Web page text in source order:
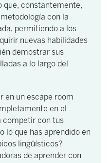
que, constantemente,
con la
permitiendo a los
nuevas habilidades
demostrar sus
a lo largo del
en un escape room
en el
competir con tus
lo que has aprendido en
lingüísticos?
de aprender con